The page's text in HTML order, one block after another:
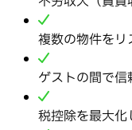
複数の物件を
ゲストの間で
税控除を最大化